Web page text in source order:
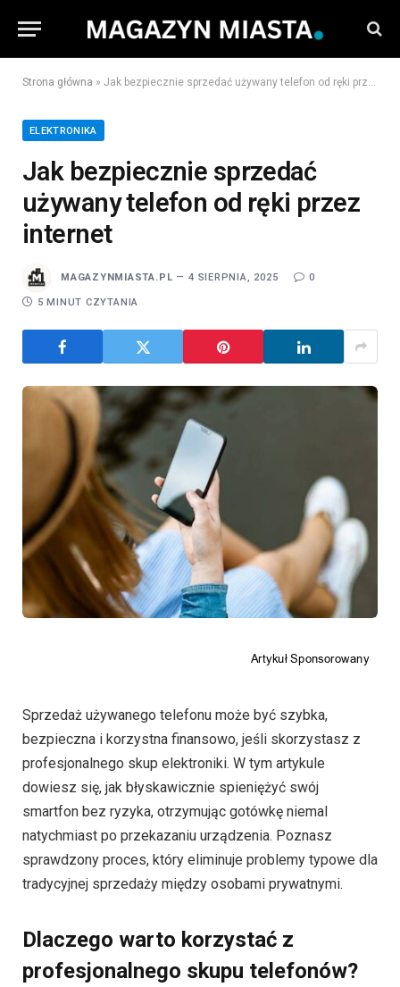
Strona główna » Jak bezpiecznie sprzedać używany telefon od ręki przez internet
ELEKTRONIKA
Jak bezpiecznie sprzedać
używany telefon od ręki przez
internet
MAGAZYNMIASTA.PL 4 SIERPNIA, 2025 0
5 MINUT CZYTANIA
Sprzedaż używanego telefonu może być szybka,
bezpieczna i korzystna finansowo, jeśli skorzystasz z
profesjonalnego skup elektroniki. W tym artykule
dowiesz się, jak błyskawicznie spieniężyć swój
smartfon bez ryzyka, otrzymując gotówkę niemal
natychmiast po przekazaniu urządzenia. Poznasz
sprawdzony proces, który eliminuje problemy typowe dla
tradycyjnej sprzedaży między osobami prywatnymi.
Dlaczego warto korzystać z
profesjonalnego skupu telefonów?